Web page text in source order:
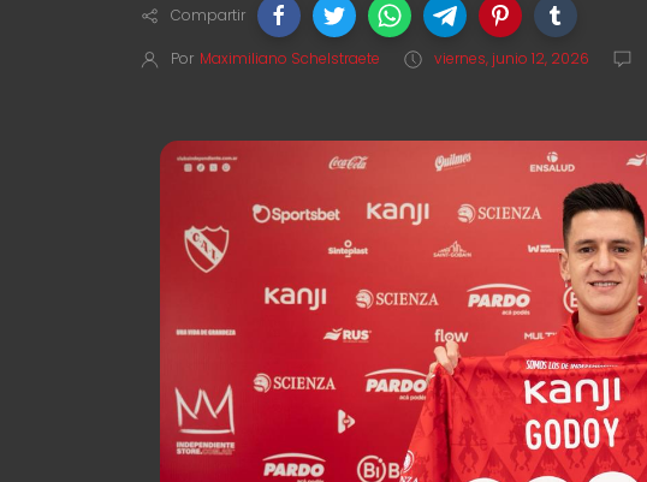
Compartir
Por Maximiliano Schelstraete viernes, junio 12, 2026